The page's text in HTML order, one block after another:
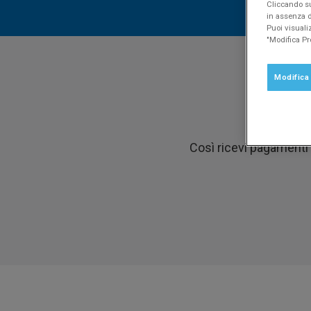
Grazie
Così ricevi
Cliccando
in assenza
Puoi
"Modifica